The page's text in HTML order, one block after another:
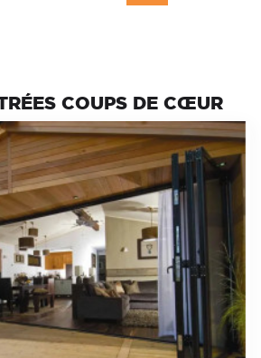
COUPS DE CŒUR